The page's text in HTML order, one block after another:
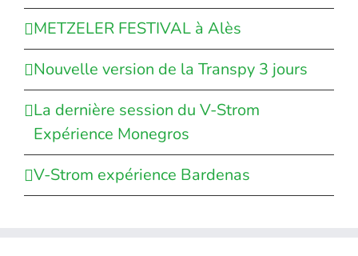
METZELER FESTIVAL à Alès
Nouvelle version de la Transpy 3 jours
La dernière session du V-Strom
Expérience Monegros
V-Strom expérience Bardenas